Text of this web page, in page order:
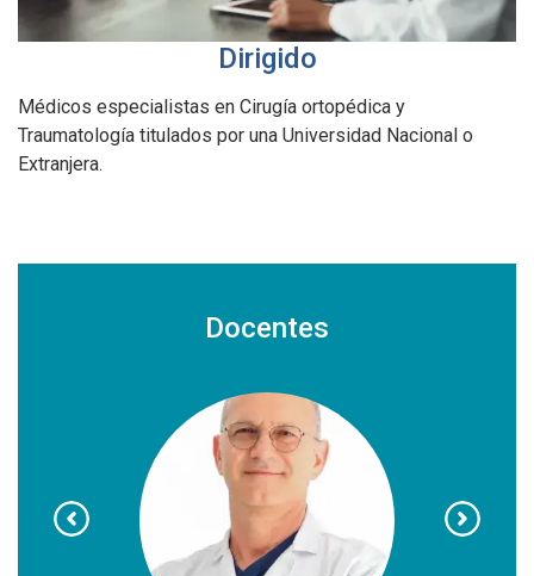
Dirigido
Médicos especialistas en Cirugía ortopédica y
Traumatología titulados por una Universidad Nacional o
Extranjera.
Docentes